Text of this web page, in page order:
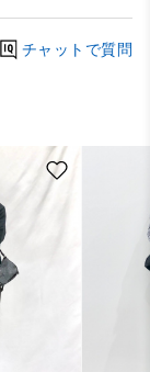
チャットで質問